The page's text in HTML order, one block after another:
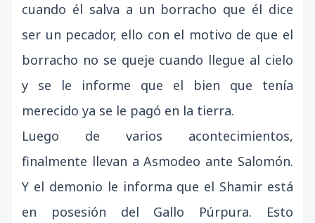
cuando él salva a un borracho que él dice
ser un pecador, ello con el motivo de que el
borracho no se queje cuando llegue al cielo
y se le informe que el bien que tenía
merecido ya se le pagó en la tierra.
Luego de varios acontecimientos,
finalmente llevan a Asmodeo ante Salomón.
Y el demonio le informa que el Shamir está
en posesión del Gallo Púrpura. Esto